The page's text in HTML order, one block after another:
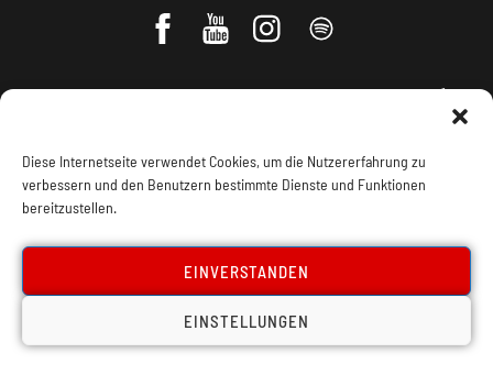
Diese Internetseite verwendet Cookies, um die Nutzererfahrung zu
verbessern und den Benutzern bestimmte Dienste und Funktionen
bereitzustellen.
EINVERSTANDEN
EINSTELLUNGEN
Datenschutz Kontakt